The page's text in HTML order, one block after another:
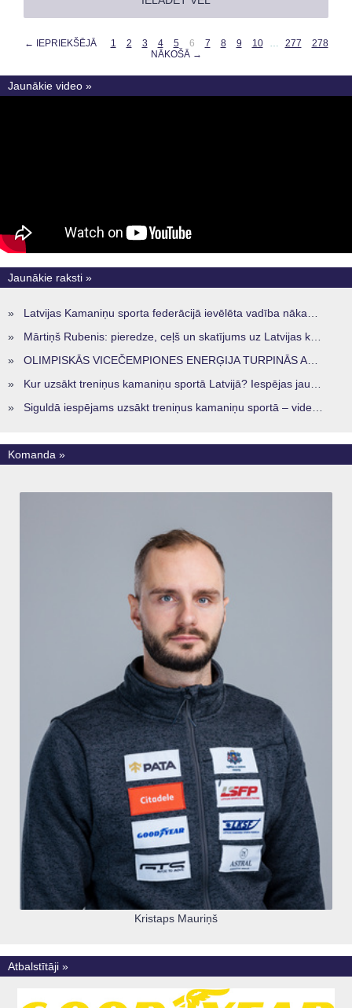
← IEPRIEKŠĒJĀ 1 2 3 4 5 6 7 8 9 10 … 277
278
NĀKOŠĀ →
Jaunākie video »
Jaunākie raksti »
» Latvijas Kamaniņu sporta federācijā ievēlēta vadība nākamajam četru gadu termiņam
» Mārtiņš Rubenis: pieredze, ceļš un skatījums uz Latvijas kamaniņu sportu
» OLIMPISKĀS VICEČEMPIONES ENERĢIJA TURPINĀS ARĪ STARPSEZONĀ
» Kur uzsākt treniņus kamaniņu sportā Latvijā? Iespējas jaunajiem sportistiem visos reģionos
» Siguldā iespējams uzsākt treniņus kamaniņu sportā – vide, kur veidojas nākamā sportistu paaudze
Komanda »
Kristaps Mauriņš
Atbalstītāji »